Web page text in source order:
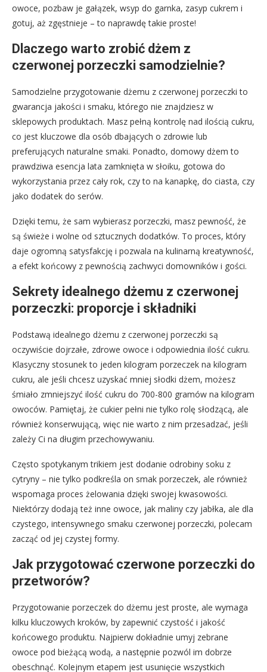
owoce, pozbaw je gałązek, wsyp do garnka, zasyp cukrem i
gotuj, aż zgęstnieje – to naprawdę takie proste!
Dlaczego warto zrobić dżem z
czerwonej porzeczki samodzielnie?
Samodzielne przygotowanie dżemu z czerwonej porzeczki to
gwarancja jakości i smaku, którego nie znajdziesz w
sklepowych produktach. Masz pełną kontrolę nad ilością cukru,
co jest kluczowe dla osób dbających o zdrowie lub
preferujących naturalne smaki. Ponadto, domowy dżem to
prawdziwa esencja lata zamknięta w słoiku, gotowa do
wykorzystania przez cały rok, czy to na kanapkę, do ciasta, czy
jako dodatek do serów.
Dzięki temu, że sam wybierasz porzeczki, masz pewność, że
są świeże i wolne od sztucznych dodatków. To proces, który
daje ogromną satysfakcję i pozwala na kulinarną kreatywność,
a efekt końcowy z pewnością zachwyci domowników i gości.
Sekrety idealnego dżemu z czerwonej
porzeczki: proporcje i składniki
Podstawą idealnego dżemu z czerwonej porzeczki są
oczywiście dojrzałe, zdrowe owoce i odpowiednia ilość cukru.
Klasyczny stosunek to jeden kilogram porzeczek na kilogram
cukru, ale jeśli chcesz uzyskać mniej słodki dżem, możesz
śmiało zmniejszyć ilość cukru do 700-800 gramów na kilogram
owoców. Pamiętaj, że cukier pełni nie tylko rolę słodzącą, ale
również konserwującą, więc nie warto z nim przesadzać, jeśli
zależy Ci na długim przechowywaniu.
Często spotykanym trikiem jest dodanie odrobiny soku z
cytryny – nie tylko podkreśla on smak porzeczek, ale również
wspomaga proces żelowania dzięki swojej kwasowości.
Niektórzy dodają też inne owoce, jak maliny czy jabłka, ale dla
czystego, intensywnego smaku czerwonej porzeczki, polecam
zacząć od jej czystej formy.
Jak przygotować czerwone porzeczki do
przetworów?
Przygotowanie porzeczek do dżemu jest proste, ale wymaga
kilku kluczowych kroków, by zapewnić czystość i jakość
końcowego produktu. Najpierw dokładnie umyj zebrane
owoce pod bieżącą wodą, a następnie pozwól im dobrze
obeschnąć. Kolejnym etapem jest usunięcie wszystkich